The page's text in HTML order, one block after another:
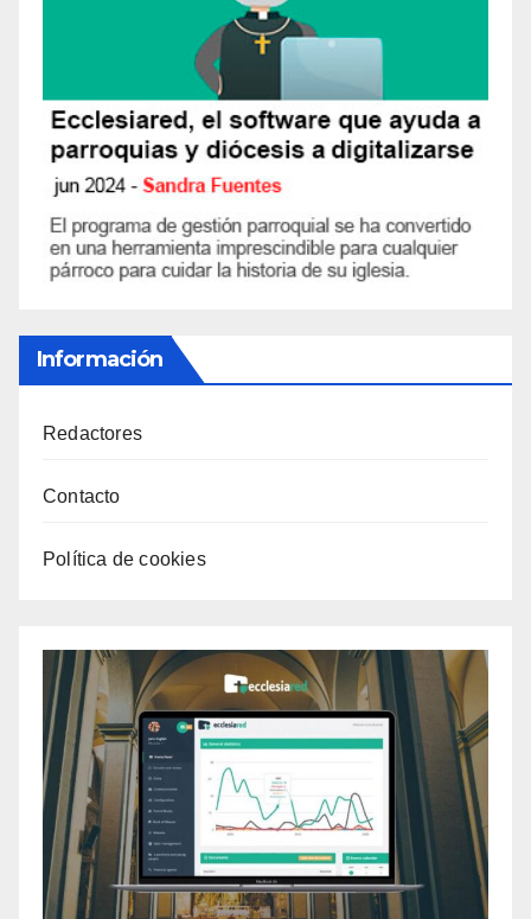
Información
Redactores
Contacto
Política de cookies